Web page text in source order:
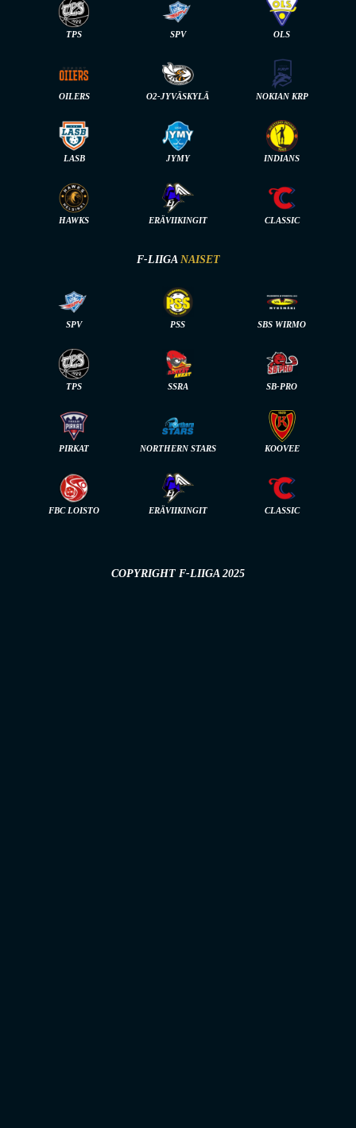
TPS SPV OLS
OILERS O2-JYVÄSKYLÄ NOKIAN KRP
LASB JYMY INDIANS
HAWKS ERÄVIIKINGIT CLASSIC
F-LIIGA NAISET
SPV PSS SBS WIRMO
TPS SSRA SB-PRO
PIRKAT NORTHERN STARS KOOVEE
FBC LOISTO ERÄVIIKINGIT CLASSIC
COPYRIGHT F-LIIGA 2025